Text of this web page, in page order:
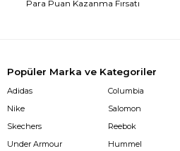
Para Puan Kazanma Fırsatı
Popüler Marka ve Kategoriler
Adidas
Nike
Skechers
Under Armour
Columbia
Salomon
Reebok
Hummel